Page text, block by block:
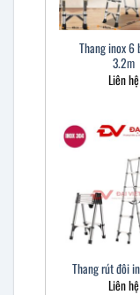
Thang inox 6
3.2m
Liên hệ
Thang rút đôi
Liên hệ